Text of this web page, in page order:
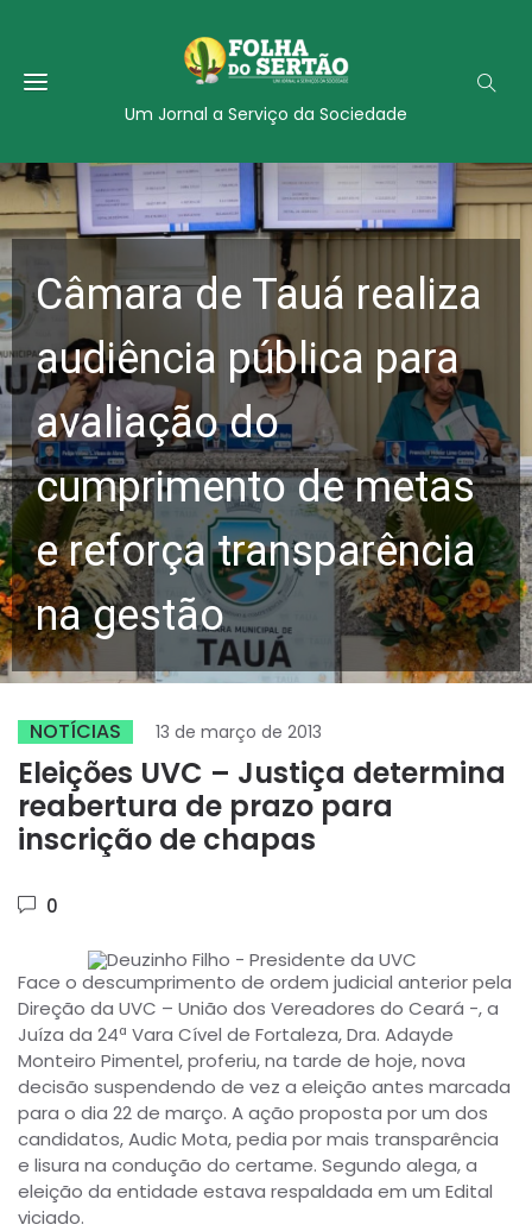
Um Jornal a Serviço da Sociedade
Câmara de Tauá realiza
audiência pública para
avaliação do
cumprimento de metas
e reforça transparência
na gestão
NOTÍCIAS 13 de março de 2013
Eleições UVC – Justiça determina
reabertura de prazo para
inscrição de chapas
0
Face o descumprimento de ordem judicial anterior pela
Direção da UVC – União dos Vereadores do Ceará -, a
Juíza da 24ª Vara Cível de Fortaleza, Dra. Adayde
Monteiro Pimentel, proferiu, na tarde de hoje, nova
decisão suspendendo de vez a eleição antes marcada
para o dia 22 de março. A ação proposta por um dos
candidatos, Audic Mota, pedia por mais transparência
e lisura na condução do certame. Segundo alega, a
eleição da entidade estava respaldada em um Edital
viciado.